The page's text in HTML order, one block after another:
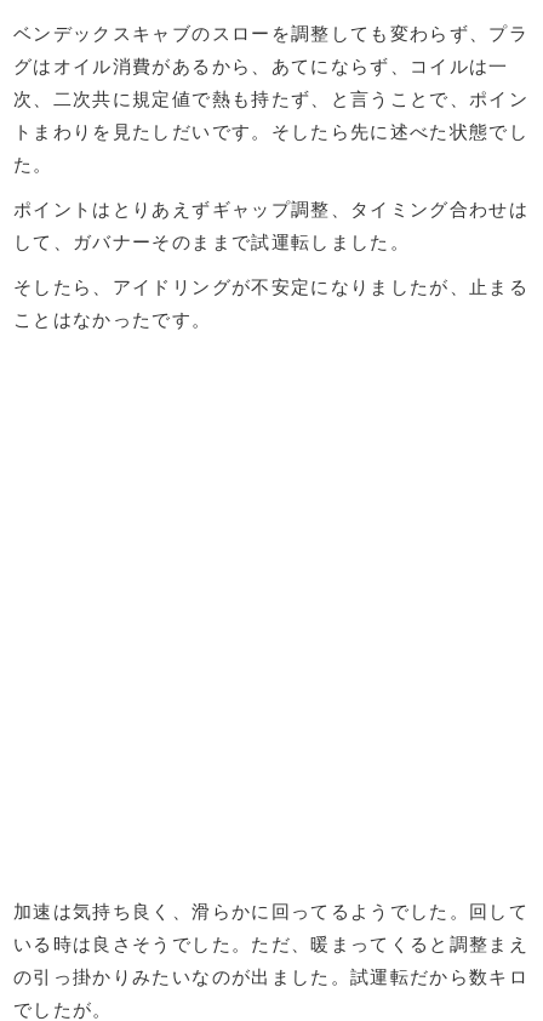
ベンデックスキャブのスローを調整しても変わらず、プラ
グはオイル消費があるから、あてにならず、コイルは一
次、二次共に規定値で熱も持たず、と言うことで、ポイン
トまわりを見たしだいです。そしたら先に述べた状態でし
た。
ポイントはとりあえずギャップ調整、タイミング合わせは
して、ガバナーそのままで試運転しました。
そしたら、アイドリングが不安定になりましたが、止まる
ことはなかったです。
加速は気持ち良く、滑らかに回ってるようでした。回して
いる時は良さそうでした。ただ、暖まってくると調整まえ
の引っ掛かりみたいなのが出ました。試運転だから数キロ
でしたが。